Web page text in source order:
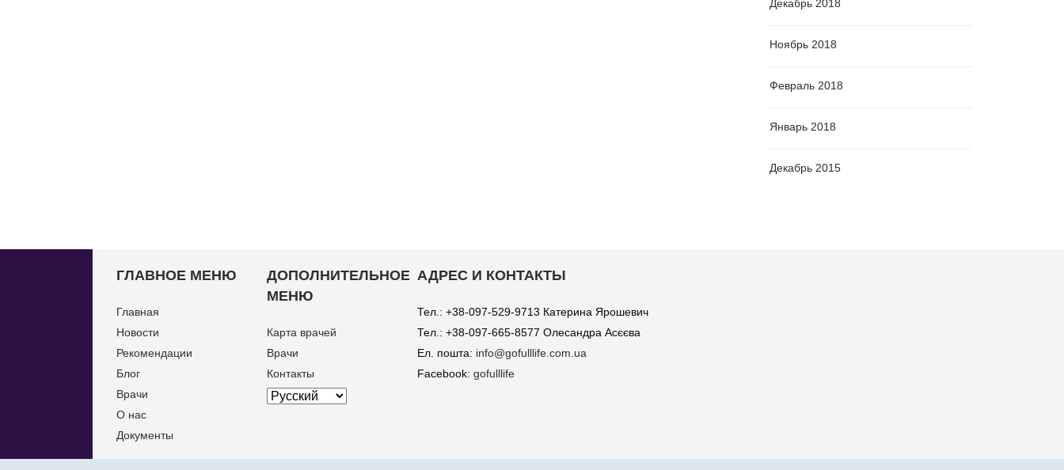
Декабрь 2018
Ноябрь 2018
Февраль 2018
Январь 2018
Декабрь 2015
ГЛАВНОЕ МЕНЮ
Главная
Новости
Рекомендации
Блог
Врачи
О нас
Документы
ДОПОЛНИТЕЛЬНОЕ
МЕНЮ
Карта врачей
Врачи
Контакты
АДРЕС И КОНТАКТЫ
Тел.: +38-097-529-9713 Катерина Ярошевич
Тел.: +38-097-665-8577 Олесандра Асєєва
Ел. пошта: info@gofulllife.com.ua
Facebook: gofulllife